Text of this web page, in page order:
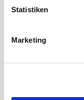
Statistiken
Marketing
Desinfektionsmittel
Stallapotheke für